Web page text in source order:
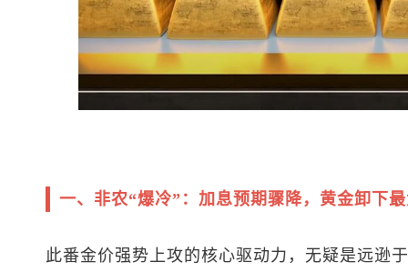
一、非农“爆冷”：加息预期骤降，黄金卸下
此番金价强势上攻的核心驱动力，无疑是远逊